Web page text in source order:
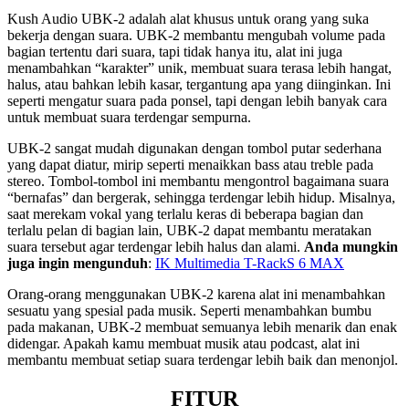
Kush Audio UBK-2 adalah alat khusus untuk orang yang suka
bekerja dengan suara. UBK-2 membantu mengubah volume pada
bagian tertentu dari suara, tapi tidak hanya itu, alat ini juga
menambahkan “karakter” unik, membuat suara terasa lebih hangat,
halus, atau bahkan lebih kasar, tergantung apa yang diinginkan. Ini
seperti mengatur suara pada ponsel, tapi dengan lebih banyak cara
untuk membuat suara terdengar sempurna.
UBK-2 sangat mudah digunakan dengan tombol putar sederhana
yang dapat diatur, mirip seperti menaikkan bass atau treble pada
stereo. Tombol-tombol ini membantu mengontrol bagaimana suara
“bernafas” dan bergerak, sehingga terdengar lebih hidup. Misalnya,
saat merekam vokal yang terlalu keras di beberapa bagian dan
terlalu pelan di bagian lain, UBK-2 dapat membantu meratakan
suara tersebut agar terdengar lebih halus dan alami. Anda mungkin
juga ingin mengunduh: IK Multimedia T-RackS 6 MAX
Orang-orang menggunakan UBK-2 karena alat ini menambahkan
sesuatu yang spesial pada musik. Seperti menambahkan bumbu
pada makanan, UBK-2 membuat semuanya lebih menarik dan enak
didengar. Apakah kamu membuat musik atau podcast, alat ini
membantu membuat setiap suara terdengar lebih baik dan menonjol.
FITUR